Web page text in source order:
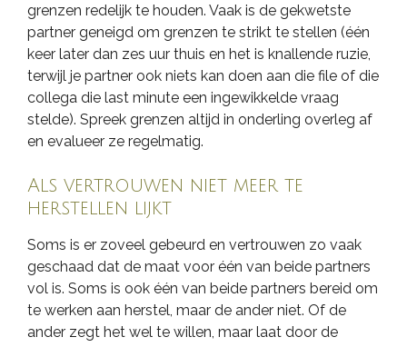
grenzen redelijk te houden. Vaak is de gekwetste
partner geneigd om grenzen te strikt te stellen (één
keer later dan zes uur thuis en het is knallende ruzie,
terwijl je partner ook niets kan doen aan die file of die
collega die last minute een ingewikkelde vraag
stelde). Spreek grenzen altijd in onderling overleg af
en evalueer ze regelmatig.
Als vertrouwen niet meer te
herstellen lijkt
Soms is er zoveel gebeurd en vertrouwen zo vaak
geschaad dat de maat voor één van beide partners
vol is. Soms is ook één van beide partners bereid om
te werken aan herstel, maar de ander niet. Of de
ander zegt het wel te willen, maar laat door de